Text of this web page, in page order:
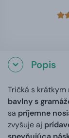
Popis
Tričká s krátkym
bavlny s
sa príjemne
zvyšuje aj